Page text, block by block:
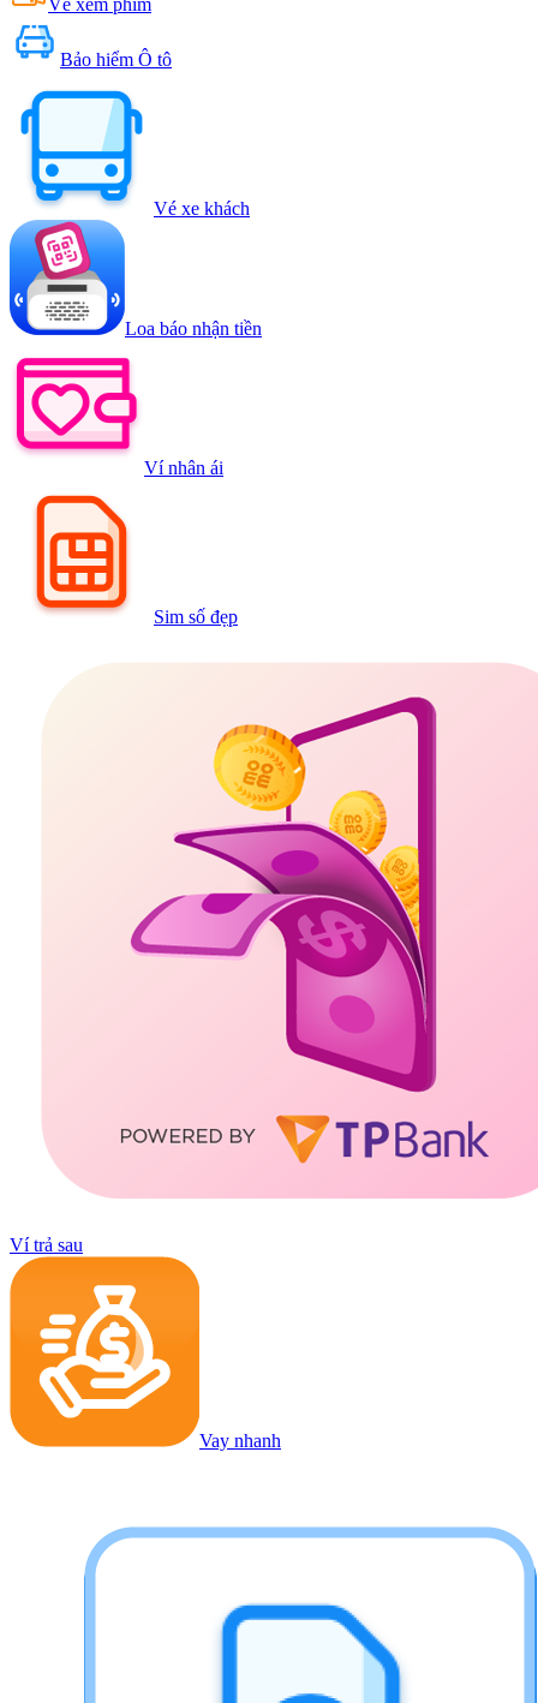
Vé xem phim
Bảo hiểm Ô tô
Vé xe khách
Loa báo nhận tiền
Ví nhân ái
Sim số đẹp
Ví trả sau
Vay nhanh